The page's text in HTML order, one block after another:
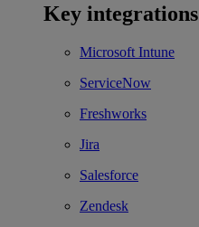
Key integrations
Microsoft Intune
ServiceNow
Freshworks
Jira
Salesforce
Zendesk